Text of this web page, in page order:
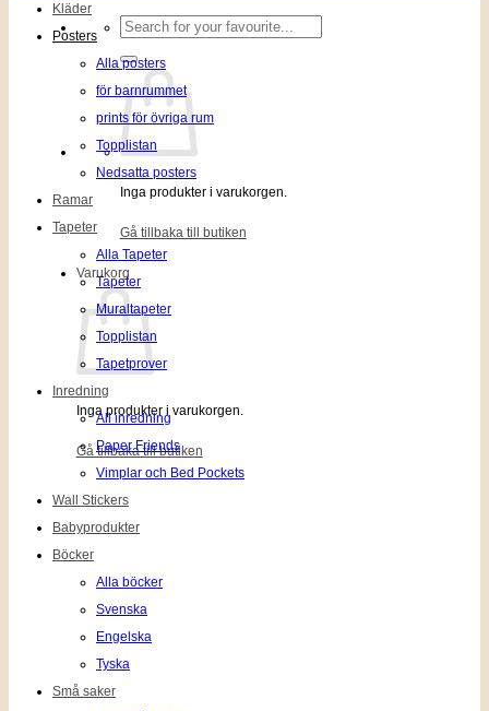
Sök
efter:
Inga produkter i varukorgen.
Gå tillbaka till butiken
Varukorg
Inga produkter i varukorgen.
Gå tillbaka till butiken
Kläder
Posters
Alla posters
för barnrummet
prints för övriga rum
Topplistan
Nedsatta posters
Ramar
Tapeter
Alla Tapeter
Tapeter
Muraltapeter
Topplistan
Tapetprover
Inredning
All inredning
Paper Friends
Vimplar och Bed Pockets
Wall Stickers
Babyprodukter
Böcker
Alla böcker
Svenska
Engelska
Tyska
Små saker